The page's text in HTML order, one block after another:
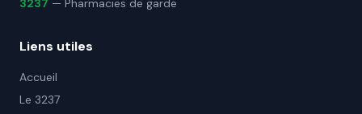
3237 — Pharmacies de garde
Liens utiles
Accueil
Le 3237